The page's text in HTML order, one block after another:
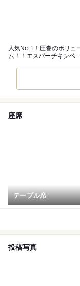
人気No.1！圧巻のボリュ
ム！！エスパーチキンベ
座席
テーブル席
投稿写真